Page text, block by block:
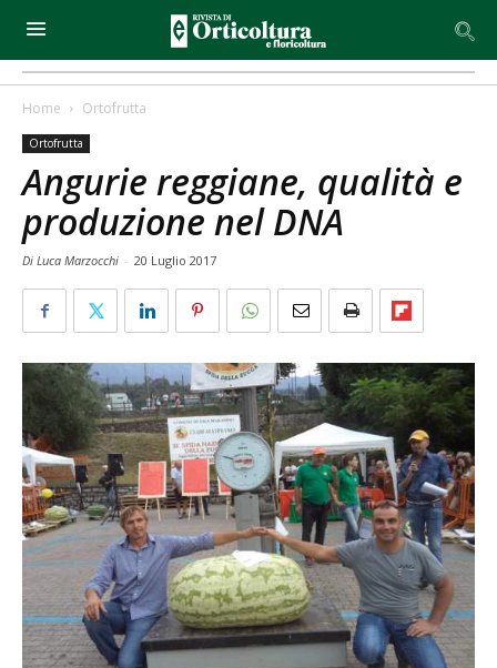
Home Ortofrutta
Ortofrutta
Angurie reggiane, qualità e
produzione nel DNA
Di Luca Marzocchi - 20 Luglio 2017